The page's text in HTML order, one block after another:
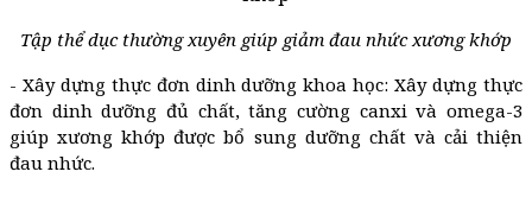
Tập thể dục thường xuyên giúp giảm đau nhức xương khớp
- Xây dựng thực đơn dinh dưỡng khoa học: Xây dựng thực
đơn dinh dưỡng đủ chất, tăng cường canxi và omega-3
giúp xương khớp được bổ sung dưỡng chất và cải thiện
đau nhức.